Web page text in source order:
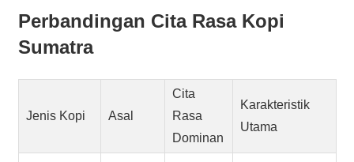
Perbandingan Cita Rasa Kopi
Sumatra
Jenis Kopi Asal
Cita
Rasa
Dominan
Karakteristik
Utama